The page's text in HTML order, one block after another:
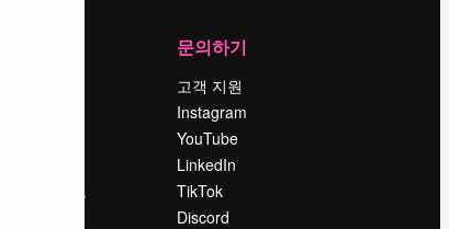
검색 트렌드
문의하기
고객 지원
Instagram
YouTube
LinkedIn
TikTok
Discord